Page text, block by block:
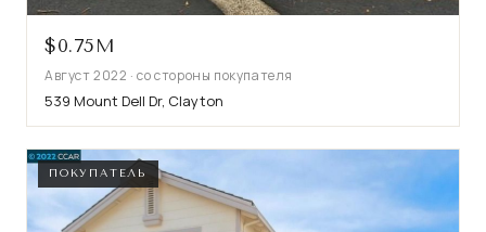
$0.75M
Август 2022 · со стороны покупателя
539 Mount Dell Dr, Clayton
ПОКУПАТЕЛЬ